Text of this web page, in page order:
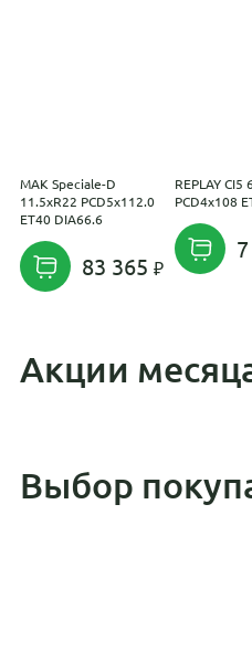
MAK Speciale-D
11.5xR22 PCD5x112.0
ET40 DIA66.6
83 365
REPLAY CI5
PCD4x108
Акции
Выбор